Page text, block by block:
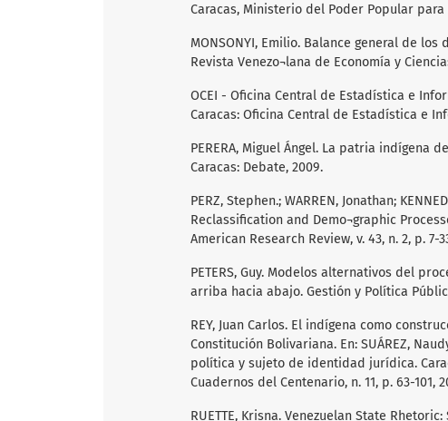
Caracas, Ministerio del Poder Popular
MONSONYI, Emilio. Balance general de
Revista Venezo¬lana de Economía y
OCEI - Oficina Central de Estadística e
Caracas: Oficina Central de Estadística e
PERERA, Miguel Ángel. La patria
Caracas: Debate, 2009.
PERZ, Stephen.; WARREN, Jonathan;
Reclassification and Demo¬graphic
American Research Review, v. 43, n. 2, p. 7-
PETERS, Guy. Modelos alternativos del
arriba hacia abajo. Gestión y Política
REY, Juan Carlos. El indígena como
Constitución Bolivariana. En: SUÁREZ,
política y sujeto de identidad jurídica.
Cuadernos del Centenario, n. 11, p. 63-101,
RUETTE, Krisna. Venezuelan State